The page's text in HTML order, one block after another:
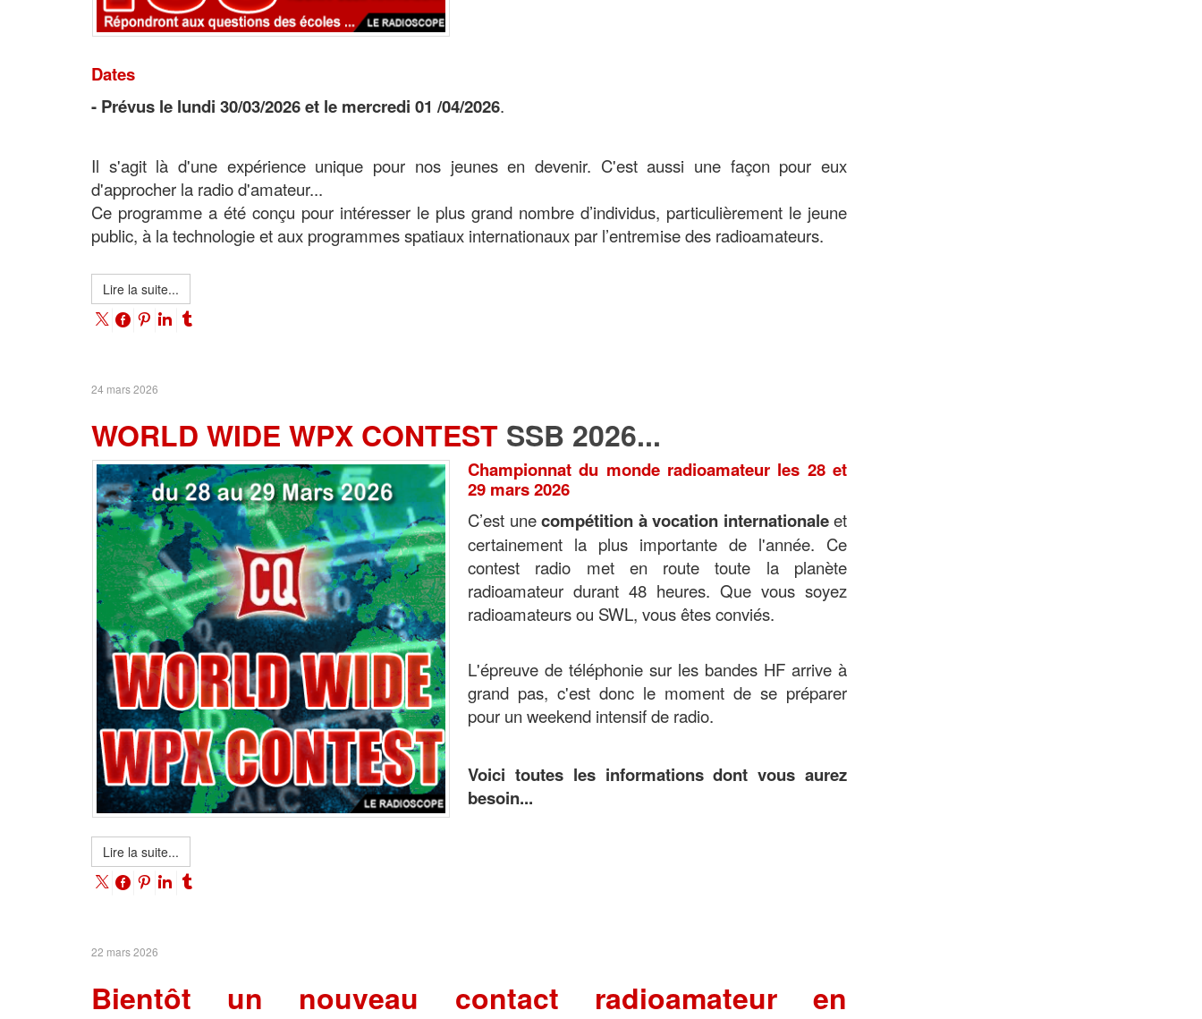
Dates
- Prévus le lundi 30/03/2026 et le mercredi 01 /04/2026.
Il s'agit là d'une expérience unique pour nos jeunes en devenir. C'est aussi une façon pour eux
d'approcher la radio d'amateur...
Ce programme a été conçu pour intéresser le plus grand nombre d’individus, particulièrement le jeune
public, à la technologie et aux programmes spatiaux internationaux par l’entremise des radioamateurs.
Lire la suite...
24 mars 2026
WORLD WIDE WPX CONTEST SSB 2026...
Championnat du monde radioamateur les 28 et
29 mars 2026
C’est unecompétition à vocation internationaleet
certainement la plus importante de l'année. Ce
contest radio met en route toute la planète
radioamateur durant 48 heures. Que vous soyez
radioamateurs ou SWL, vous êtes conviés.
L'épreuve de téléphonie sur les bandes HF arrive à
grand pas, c'est donc le moment de se préparer
pour un weekend intensif de radio.
Voici toutes les informations dont vous aurez
besoin...
Lire la suite...
22 mars 2026
Bientôt un nouveau contact radioamateur en